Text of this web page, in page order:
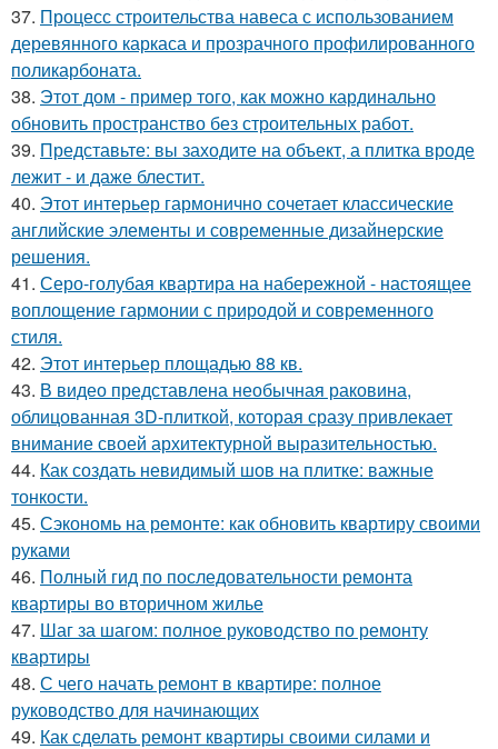
37. Процесс строительства навеса с использованием
деревянного каркаса и прозрачного профилированного
поликарбоната.
38. Этот дом - пример того, как можно кардинально
обновить пространство без строительных работ.
39. Представьте: вы заходите на объект, а плитка вроде
лежит - и даже блестит.
40. Этот интерьер гармонично сочетает классические
английские элементы и современные дизайнерские
решения.
41. Серо-голубая квартира на набережной - настоящее
воплощение гармонии с природой и современного
стиля.
42. Этот интерьер площадью 88 кв.
43. В видео представлена необычная раковина,
облицованная 3D-плиткой, которая сразу привлекает
внимание своей архитектурной выразительностью.
44. Как создать невидимый шов на плитке: важные
тонкости.
45. Сэкономь на ремонте: как обновить квартиру своими
руками
46. Полный гид по последовательности ремонта
квартиры во вторичном жилье
47. Шаг за шагом: полное руководство по ремонту
квартиры
48. С чего начать ремонт в квартире: полное
руководство для начинающих
49. Как сделать ремонт квартиры своими силами и